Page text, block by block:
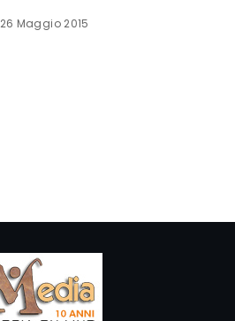
26 Maggio 2015